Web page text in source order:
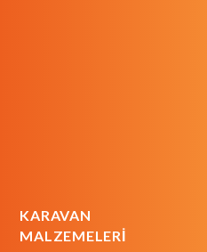
KARAVAN
MALZEMELERİ